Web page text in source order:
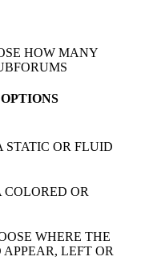
HOW MANY
STATIC OR FLUID
COLORED OR
WHERE THE
LEFT OR